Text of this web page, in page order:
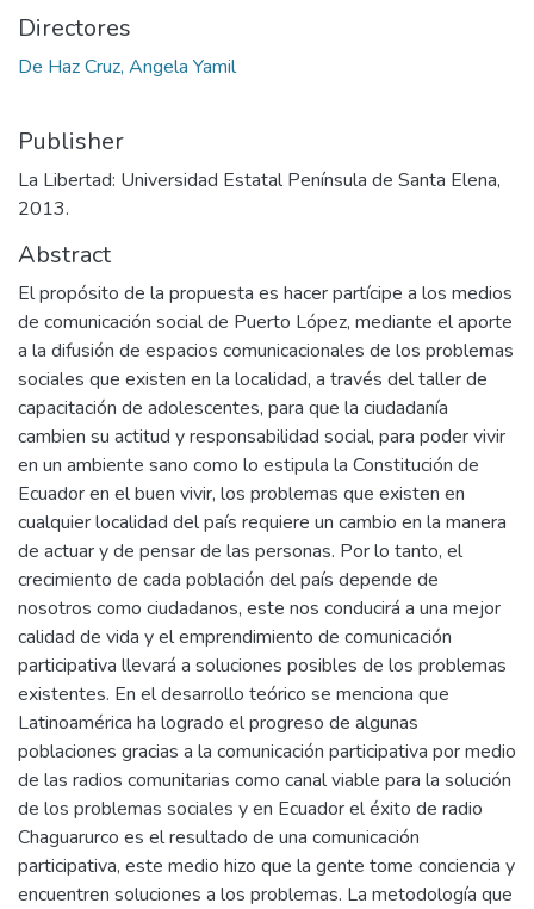
Directores
De Haz Cruz, Angela Yamil
Publisher
La Libertad: Universidad Estatal Península de Santa Elena,
2013.
Abstract
El propósito de la propuesta es hacer partícipe a los medios
de comunicación social de Puerto López, mediante el aporte
a la difusión de espacios comunicacionales de los problemas
sociales que existen en la localidad, a través del taller de
capacitación de adolescentes, para que la ciudadanía
cambien su actitud y responsabilidad social, para poder vivir
en un ambiente sano como lo estipula la Constitución de
Ecuador en el buen vivir, los problemas que existen en
cualquier localidad del país requiere un cambio en la manera
de actuar y de pensar de las personas. Por lo tanto, el
crecimiento de cada población del país depende de
nosotros como ciudadanos, este nos conducirá a una mejor
calidad de vida y el emprendimiento de comunicación
participativa llevará a soluciones posibles de los problemas
existentes. En el desarrollo teórico se menciona que
Latinoamérica ha logrado el progreso de algunas
poblaciones gracias a la comunicación participativa por medio
de las radios comunitarias como canal viable para la solución
de los problemas sociales y en Ecuador el éxito de radio
Chaguarurco es el resultado de una comunicación
participativa, este medio hizo que la gente tome conciencia y
encuentren soluciones a los problemas. La metodología que